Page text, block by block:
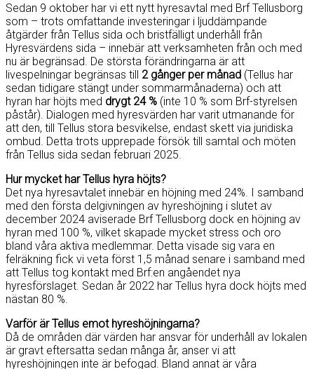
Sedan 9 oktober har vi ett nytt hyresavtal med Brf Tellusborg
som – trots omfattande investeringar i ljuddämpande
åtgärder från Tellus sida och bristfälligt underhåll från
Hyresvärdens sida – innebär att verksamheten från och med
nu är begränsad. De största förändringarna är att
livespelningar begränsas till 2 gånger per månad (Tellus har
sedan tidigare stängt under sommarmånaderna) och att
hyran har höjts med drygt 24 % (inte 10 % som Brf-styrelsen
påstår). Dialogen med hyresvärden har varit utmanande för
att den, till Tellus stora besvikelse, endast skett via juridiska
ombud. Detta trots upprepade försök till samtal och möten
från Tellus sida sedan februari 2025.
Hur mycket har Tellus hyra höjts?
Det nya hyresavtalet innebär en höjning med 24%. I samband
med den första delgivningen av hyreshöjning i slutet av
december 2024 aviserade Brf Tellusborg dock en höjning av
hyran med 100 %, vilket skapade mycket stress och oro
bland våra aktiva medlemmar. Detta visade sig vara en
felräkning fick vi veta först 1,5 månad senare i samband med
att Tellus tog kontakt med Brf:en angåendet nya
hyresförslaget. Sedan år 2022 har Tellus hyra dock höjts med
nästan 80 %.
Varför är Tellus emot hyreshöjningarna?
Då de områden där värden har ansvar för underhåll av lokalen
är gravt eftersatta sedan många år, anser vi att
hyreshöjningen inte är befogad. Bland annat är våra